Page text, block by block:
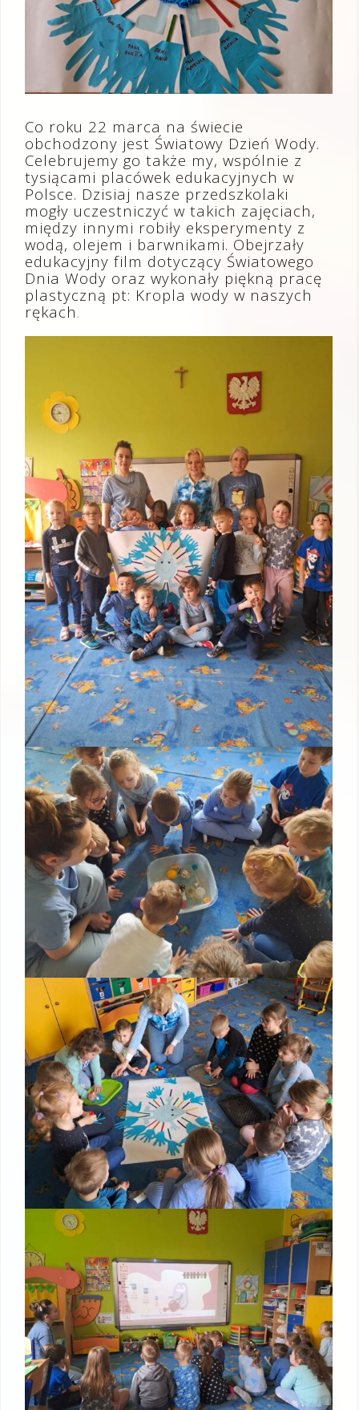
Co roku 22 marca na świecie
obchodzony jest Światowy Dzień Wody.
Celebrujemy go także my, wspólnie z
tysiącami placówek edukacyjnych w
Polsce. Dzisiaj nasze przedszkolaki
mogły uczestniczyć w takich zajęciach,
między innymi robiły eksperymenty z
wodą, olejem i barwnikami. Obejrzały
edukacyjny film dotyczący Światowego
Dnia Wody oraz wykonały piękną pracę
plastyczną pt: Kropla wody w naszych
rękach.